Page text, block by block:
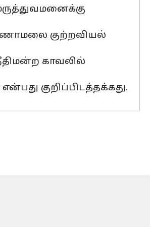
குற்றவியல்
காவலில்
குறிப்பிடத்தக்கது.